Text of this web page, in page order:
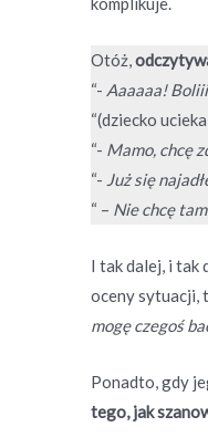
Otóż,
“- Aaaaaa!
“(dziecko
“- Mamo, chcę
“- Już się
“ – Nie chcę
I tak dalej, i tak
oceny sytuacji,
mogę czegoś
Ponadto, gdy
tego, jak